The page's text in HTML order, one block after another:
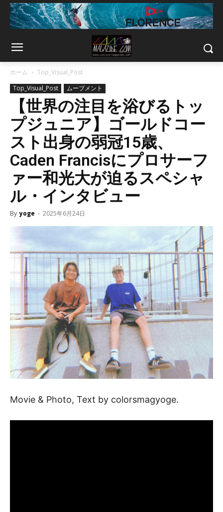
ホーム
Top_Visual_Post
Top_Visual_Post
ムーブメント
【世界の注目を浴びるトッ
プジュニア】ゴールドコー
スト出身の弱冠15歳、
Caden Francisにプロサーフ
ァー和光大が迫るスペシャ
ル・インタビュー
By yoge - 2025年6月24日
Movie & Photo, Text by colorsmagyoge.